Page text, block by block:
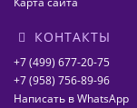
КОНТАКТЫ
+7 (499) 677-20-75
+7 (958) 756-89-96
Написать в WhatsApp